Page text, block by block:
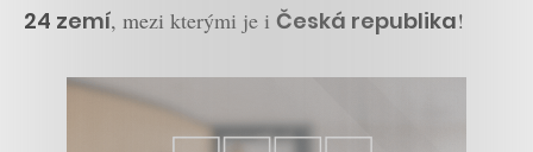
24 zemí, mezi kterými je i Česká republika!